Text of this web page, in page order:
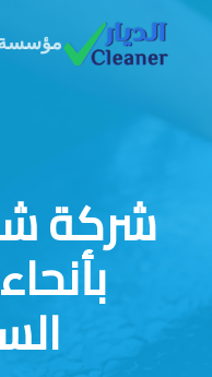
تخطي
المحتوى
مؤسسة
شركة